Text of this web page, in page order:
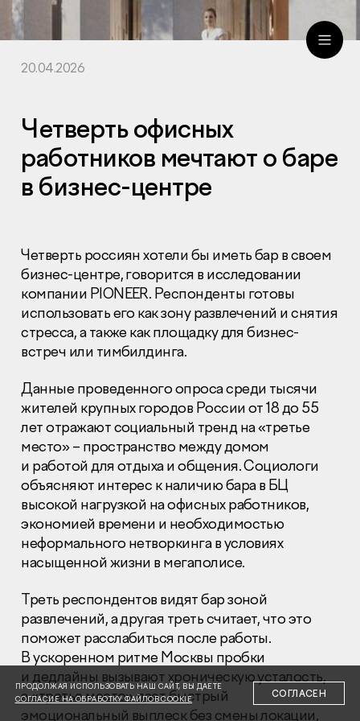
Раскрытие информации
Правовая информация
Сообщить о коррупции
Глaвный oфиc
+7 (495) 502 95 59
+7 (495) 641-35-35
Заказать звонок
© 2001-2026 Компания «Пионер»
20.04.2026
Четверть офисных
работников мечтают о баре
в бизнес-центре
Четверть россиян хотели бы иметь бар в своем
бизнес-центре, говорится в исследовании
компании PIONEER. Респонденты готовы
использовать его как зону развлечений и снятия
стресса, а также как площадку для бизнес-
встреч или тимбилдинга.
Данные проведенного опроса среди тысячи
жителей крупных городов России от 18 до 55
лет отражают социальный тренд на «третье
место» – пространство между домом
и работой для отдыха и общения. Социологи
объясняют интерес к наличию бара в БЦ
высокой нагрузкой на офисных работников,
экономией времени и необходимостью
неформального нетворкинга в условиях
насыщенной жизни в мегаполисе.
Треть респондентов видят бар зоной
развлечений, а другая треть считает, что это
поможет расслабиться после работы.
В ускоренном ритме Москвы пробки
и дедлайны вызывают хроническую усталость,
а «третье место» дает быстрый
эмоциональный выплеск без смены локации,
ПРОДОЛЖАЯ ИСПОЛЬЗОВАТЬ НАШ САЙТ, ВЫ ДАЕТЕ
СОГЛАСИЕ НА ОБРАБОТКУ ФАЙЛОВ COOKIE
СОГЛАСЕН